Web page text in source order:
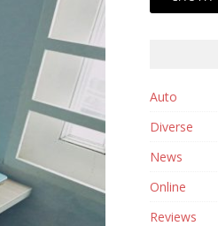
Auto
Diverse
News
Online
Reviews